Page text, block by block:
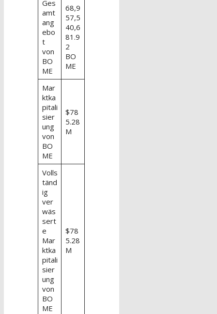
Ges
amt
ang
ebo
t
von
BO
ME
68,9
57,5
40,6
81.9
2
BO
ME
Mar
ktka
pitali
sier
ung
von
BO
ME
$78
5.28
M
Volls
tänd
ig
ver
wäs
sert
e
Mar
ktka
pitali
sier
ung
von
BO
ME
$78
5.28
M